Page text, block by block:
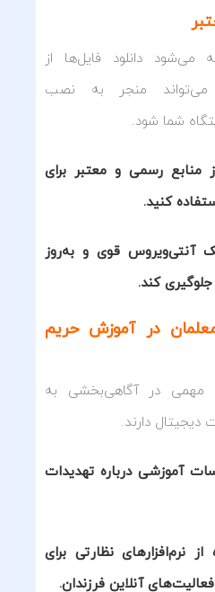
می‌شود دانلود فایل‌ها از
می‌تواند منجر به نصب
شما شود.
رسمی و معتبر برای
کنید.
آنتی‌ویروس قوی و به‌روز
جلوگیری کند.
در آموزش حریم
مهمی در آگاهی‌بخشی به
دیجیتال دارند.
آموزشی درباره تهدیدات
نرم‌افزارهای نظارتی برای
آنلاین فرزندان.